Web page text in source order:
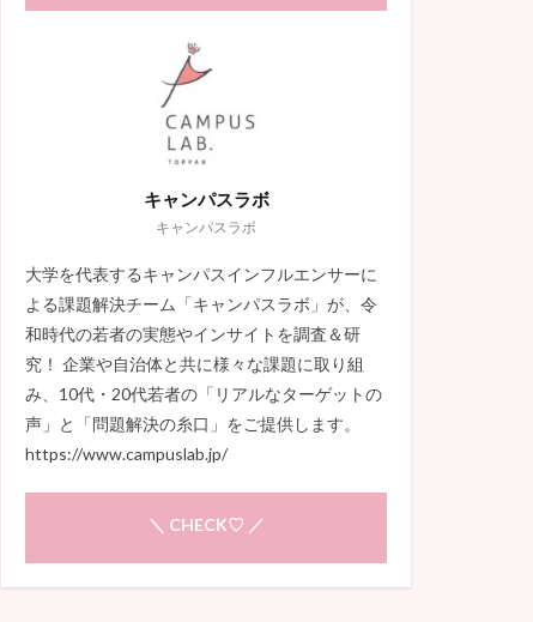
キャンパスラボ
キャンパスラボ
大学を代表するキャンパスインフルエンサーに
よる課題解決チーム「キャンパスラボ」が、令
和時代の若者の実態やインサイトを調査＆研
究！ 企業や自治体と共に様々な課題に取り組
み、10代・20代若者の「リアルなターゲットの
声」と「問題解決の糸口」をご提供します。
https://www.campuslab.jp/
＼ CHECK♡ ／